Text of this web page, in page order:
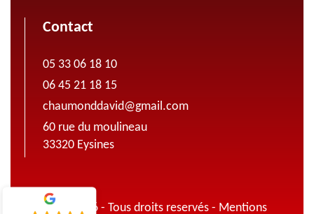
Contact
05 33 06 18 10
06 45 21 18 15
chaumonddavid@gmail.com
60 rue du moulineau
33320 Eysines
© 2022 - 2026 - Tous droits reservés - Mentions